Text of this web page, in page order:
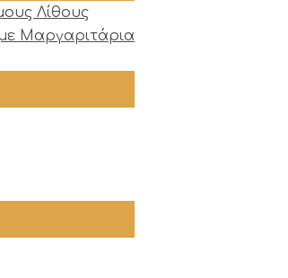
Λίθους
Μαργαριτάρια